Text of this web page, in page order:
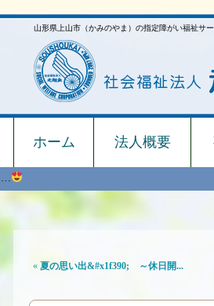
山形県上山市（かみのやま）の指定障がい福祉サ
ホーム 法人概要
…
« 夏の思い出&#x1f390; ～休日開...